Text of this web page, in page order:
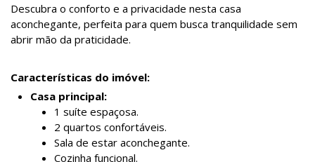
Descubra o conforto e a privacidade nesta casa
aconchegante, perfeita para quem busca tranquilidade sem
abrir mão da praticidade.
Características do imóvel:
Casa principal:
1 suíte espaçosa.
2 quartos confortáveis.
Sala de estar aconchegante.
Cozinha funcional.